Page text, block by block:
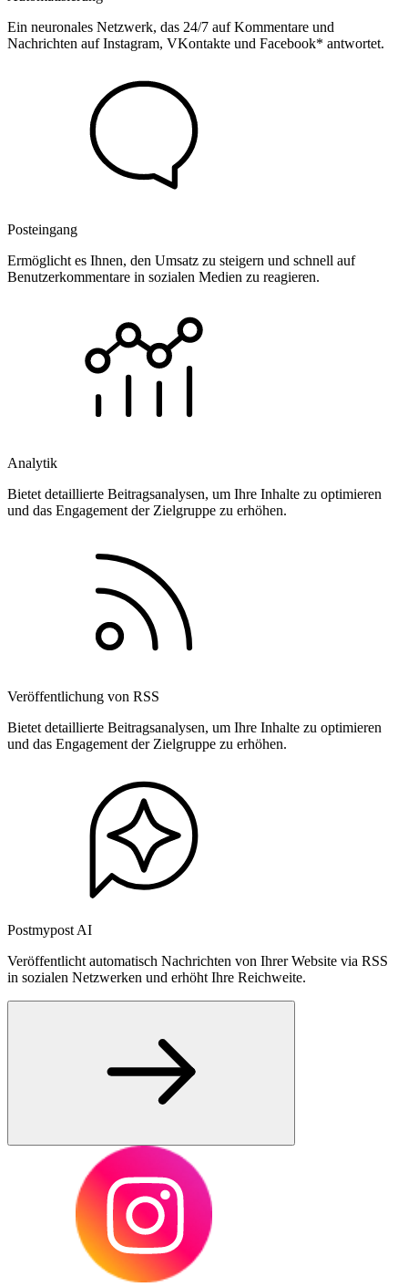
Ein neuronales Netzwerk, das 24/7 auf Kommentare und
Nachrichten auf Instagram, VKontakte und Facebook* antwortet.
Posteingang
Ermöglicht es Ihnen, den Umsatz zu steigern und schnell auf
Benutzerkommentare in sozialen Medien zu reagieren.
Analytik
Bietet detaillierte Beitragsanalysen, um Ihre Inhalte zu optimieren
und das Engagement der Zielgruppe zu erhöhen.
Veröffentlichung von RSS
Bietet detaillierte Beitragsanalysen, um Ihre Inhalte zu optimieren
und das Engagement der Zielgruppe zu erhöhen.
Postmypost AI
Veröffentlicht automatisch Nachrichten von Ihrer Website via RSS
in sozialen Netzwerken und erhöht Ihre Reichweite.